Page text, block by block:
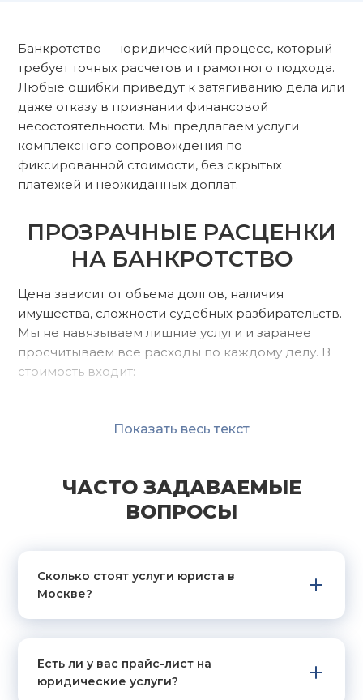
Банкротство — юридический процесс, который
требует точных расчетов и грамотного подхода.
Любые ошибки приведут к затягиванию дела или
даже отказу в признании финансовой
несостоятельности. Мы предлагаем услуги
комплексного сопровождения по
фиксированной стоимости, без скрытых
платежей и неожиданных доплат.
ПРОЗРАЧНЫЕ РАСЦЕНКИ
НА БАНКРОТСТВО
Цена зависит от объема долгов, наличия
имущества, сложности судебных разбирательств.
Мы не навязываем лишние услуги и заранее
просчитываем все расходы по каждому делу. В
стоимость входит:
стратегии.
Представительство в суде.
Контроль за исполнением судебного
сложности работы, но остается фиксированной.
Это исключает непредвиденные расходы.
СТОИМОСТЬ
Показать весь текст
ЧАСТО ЗАДАВАЕМЫЕ
ВОПРОСЫ
Сколько стоят услуги юриста в
Москве?
Есть ли у вас прайс-лист на
юридические услуги?